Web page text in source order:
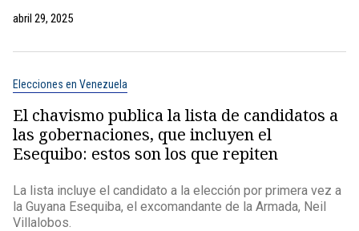
abril 29, 2025
Elecciones en Venezuela
El chavismo publica la lista de candidatos a
las gobernaciones, que incluyen el
Esequibo: estos son los que repiten
La lista incluye el candidato a la elección por primera vez a
la Guyana Esequiba, el excomandante de la Armada, Neil
Villalobos.